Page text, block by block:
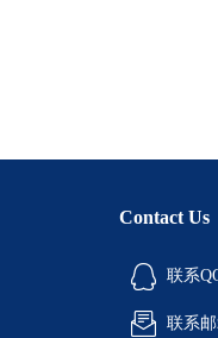
Contact Us
联系
联系邮